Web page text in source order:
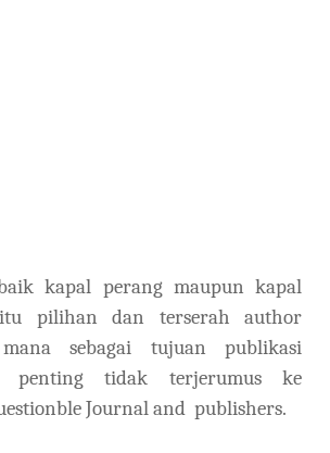
kapal perang maupun kapal
itu pilihan dan terserah author
sebagai tujuan publikasi
penting tidak terjerumus ke
Journal and publishers.